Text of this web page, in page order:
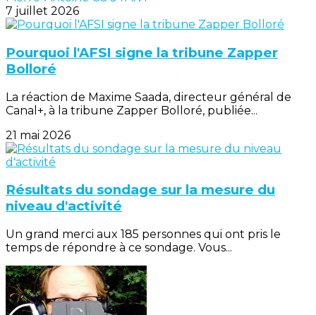
7 juillet 2026
Pourquoi l'AFSI signe la tribune Zapper
Bolloré
La réaction de Maxime Saada, directeur général de
Canal+, à la tribune Zapper Bolloré, publiée...
21 mai 2026
Résultats du sondage sur la mesure du
niveau d'activité
Un grand merci aux 185 personnes qui ont pris le
temps de répondre à ce sondage. Vous...